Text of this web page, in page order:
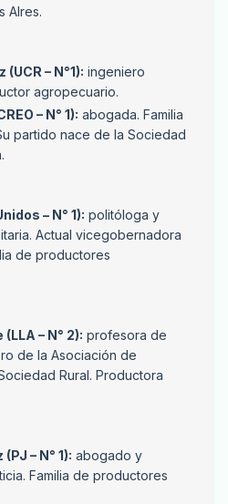
AIres.
– N°1): ingeniero
agropecuario.
– N° 1): abogada. Familia
partido nace de la Sociedad
– N° 1): politóloga y
Actual vicegobernadora
de productores
– N° 2): profesora de
de la Asociación de
Rural. Productora
– N° 1): abogado y
Familia de productores